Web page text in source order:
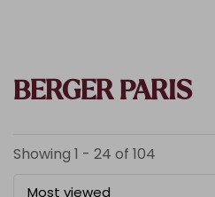
BERGER PARIS
Showing 1 - 24 of 104
Most viewed